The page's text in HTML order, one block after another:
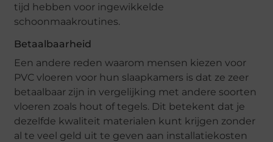
tijd hebben voor ingewikkelde
schoonmaakroutines.
Betaalbaarheid
Een andere reden waarom mensen kiezen voor
PVC vloeren voor hun slaapkamers is dat ze zeer
betaalbaar zijn in vergelijking met andere soorten
vloeren zoals hout of tegels. Dit betekent dat je
dezelfde kwaliteit materialen kunt krijgen zonder
al te veel geld uit te geven aan installatiekosten